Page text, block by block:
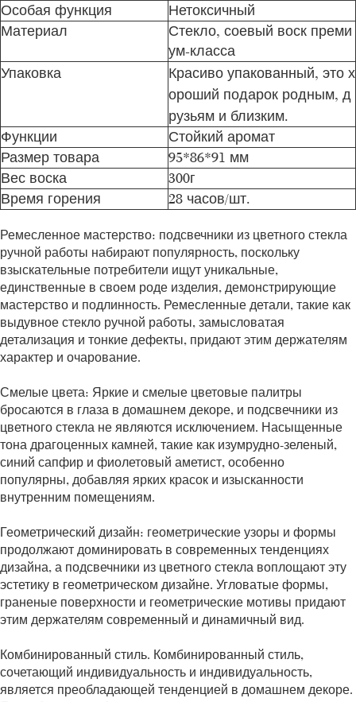
Особая функция
Нетоксичный
Материал
Стекло, соевый воск преми
ум-класса
Упаковка
Красиво упакованный, это х
ороший подарок родным, д
рузьям и близким.
Функции
Стойкий аромат
Размер товара
95*86*91 мм
Вес воска
300г
Время горения
28 часов/шт.
Ремесленное мастерство: подсвечники из цветного стекла
ручной работы набирают популярность, поскольку
взыскательные потребители ищут уникальные,
единственные в своем роде изделия, демонстрирующие
мастерство и подлинность. Ремесленные детали, такие как
выдувное стекло ручной работы, замысловатая
детализация и тонкие дефекты, придают этим держателям
характер и очарование.
Смелые цвета: Яркие и смелые цветовые палитры
бросаются в глаза в домашнем декоре, и подсвечники из
цветного стекла не являются исключением. Насыщенные
тона драгоценных камней, такие как изумрудно-зеленый,
синий сапфир и фиолетовый аметист, особенно
популярны, добавляя ярких красок и изысканности
внутренним помещениям.
Геометрический дизайн: геометрические узоры и формы
продолжают доминировать в современных тенденциях
дизайна, а подсвечники из цветного стекла воплощают эту
эстетику в геометрическом дизайне. Угловатые формы,
граненые поверхности и геометрические мотивы придают
этим держателям современный и динамичный вид.
Комбинированный стиль. Комбинированный стиль,
сочетающий индивидуальность и индивидуальность,
является преобладающей тенденцией в домашнем декоре.